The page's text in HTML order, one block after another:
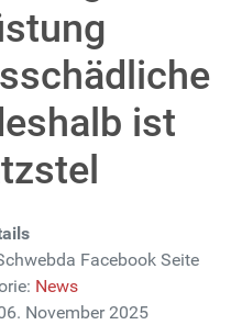
ist
Facebook Seite
News
November 2025